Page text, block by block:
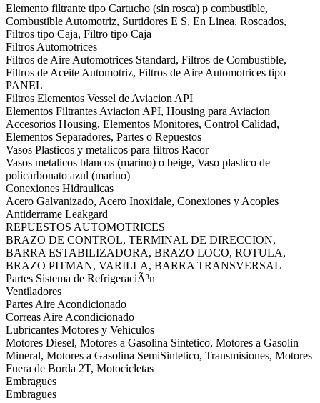
Elemento filtrante tipo Cartucho (sin rosca) p combustible,
Combustible Automotriz, Surtidores E S, En Linea, Roscados,
Filtros tipo Caja, Filtro tipo Caja
Filtros Automotrices
Filtros de Aire Automotrices Standard, Filtros de Combustible,
Filtros de Aceite Automotriz, Filtros de Aire Automotrices tipo
PANEL
Filtros Elementos Vessel de Aviacion API
Elementos Filtrantes Aviacion API, Housing para Aviacion +
Accesorios Housing, Elementos Monitores, Control Calidad,
Elementos Separadores, Partes o Repuestos
Vasos Plasticos y metalicos para filtros Racor
Vasos metalicos blancos (marino) o beige, Vaso plastico de
policarbonato azul (marino)
Conexiones Hidraulicas
Acero Galvanizado, Acero Inoxidale, Conexiones y Acoples
Antiderrame Leakgard
REPUESTOS AUTOMOTRICES
BRAZO DE CONTROL, TERMINAL DE DIRECCION,
BARRA ESTABILIZADORA, BRAZO LOCO, ROTULA,
BRAZO PITMAN, VARILLA, BARRA TRANSVERSAL
Partes Sistema de RefrigeraciÃ³n
Ventiladores
Partes Aire Acondicionado
Correas Aire Acondicionado
Lubricantes Motores y Vehiculos
Motores Diesel, Motores a Gasolina Sintetico, Motores a Gasolin
Mineral, Motores a Gasolina SemiSintetico, Transmisiones, Motores
Fuera de Borda 2T, Motocicletas
Embragues
Embragues